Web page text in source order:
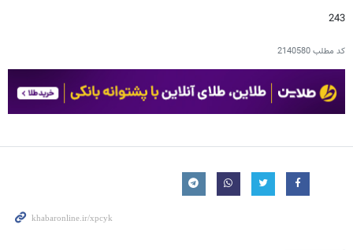
243
کد مطلب2140580